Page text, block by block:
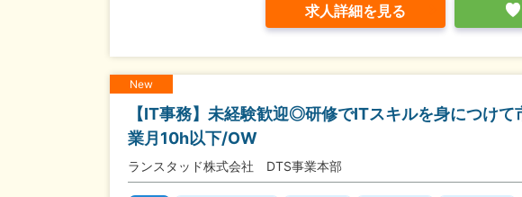
求人詳細を見る
New
【IT事務】未経験歓迎◎研修でITスキルを身につけ
業月10h以下/OW
ランスタッド株式会社 DTS事業本部